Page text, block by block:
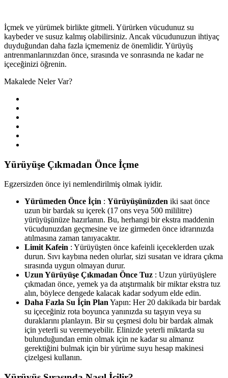
İçmek ve yürümek birlikte gitmeli. Yürürken vücudunuz su
kaybeder ve susuz kalmış olabilirsiniz. Ancak vücudunuzun ihtiyaç
duyduğundan daha fazla içmemeniz de önemlidir. Yürüyüş
antrenmanlarınızdan önce, sırasında ve sonrasında ne kadar ne
içeceğinizi öğrenin.
Makalede Neler Var?
Yürüyüşe Çıkmadan Önce İçme
Egzersizden önce iyi nemlendirilmiş olmak iyidir.
Yürümeden Önce İçin : Yürüyüşünüzden iki saat önce
uzun bir bardak su içerek (17 ons veya 500 mililitre)
yürüyüşünüze hazırlanın. Bu, herhangi bir ekstra maddenin
vücudunuzdan geçmesine ve ize girmeden önce idrarınızda
atılmasına zaman tanıyacaktır.
Limit Kafein : Yürüyüşten önce kafeinli içeceklerden uzak
durun. Sıvı kaybına neden olurlar, sizi susatan ve idrara çıkma
sırasında uygun olmayan durur.
Uzun Yürüyüşe Çıkmadan Önce Tuz : Uzun yürüyüşlere
çıkmadan önce, yemek ya da atıştırmalık bir miktar ekstra tuz
alın, böylece dengede kalacak kadar sodyum elde edin.
Daha Fazla Su İçin Plan Yapın: Her 20 dakikada bir bardak
su içeceğiniz rota boyunca yanınızda su taşıyın veya su
duraklarını planlayın. Bir su çeşmesi dolu bir bardak almak
için yeterli su veremeyebilir. Elinizde yeterli miktarda su
bulunduğundan emin olmak için ne kadar su almanız
gerektiğini bulmak için bir yürüme suyu hesap makinesi
çizelgesi kullanın.